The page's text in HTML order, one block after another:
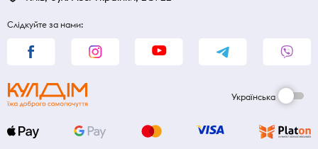
Слідкуйте за нами:
Українська